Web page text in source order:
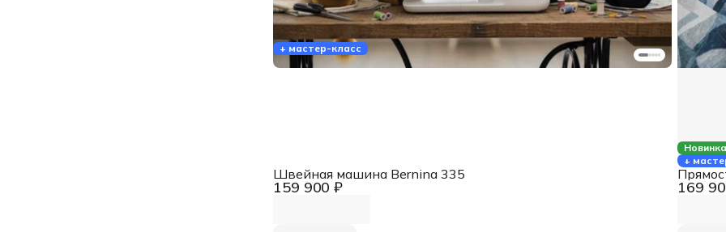
+ мастер-класс
159 900 ₽
Швейная машина Bernina 335
Новинка
+
169